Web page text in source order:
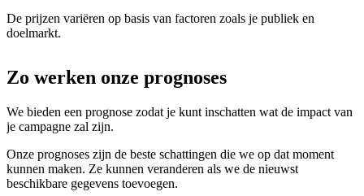
De prijzen variëren op basis van factoren zoals je publiek en
doelmarkt.
Zo werken onze prognoses
We bieden een prognose zodat je kunt inschatten wat de impact van
je campagne zal zijn.
Onze prognoses zijn de beste schattingen die we op dat moment
kunnen maken. Ze kunnen veranderen als we de nieuwst
beschikbare gegevens toevoegen.